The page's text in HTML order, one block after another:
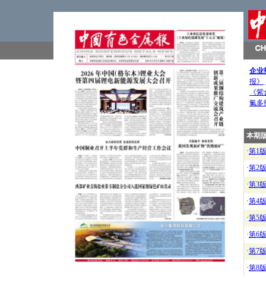
企业
报》
《
氟多
本期
·第1版
·第2版
·第3版
·第4版
·第5版
·第6版
·第7版
·第8版